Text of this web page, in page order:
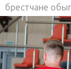
брестчане